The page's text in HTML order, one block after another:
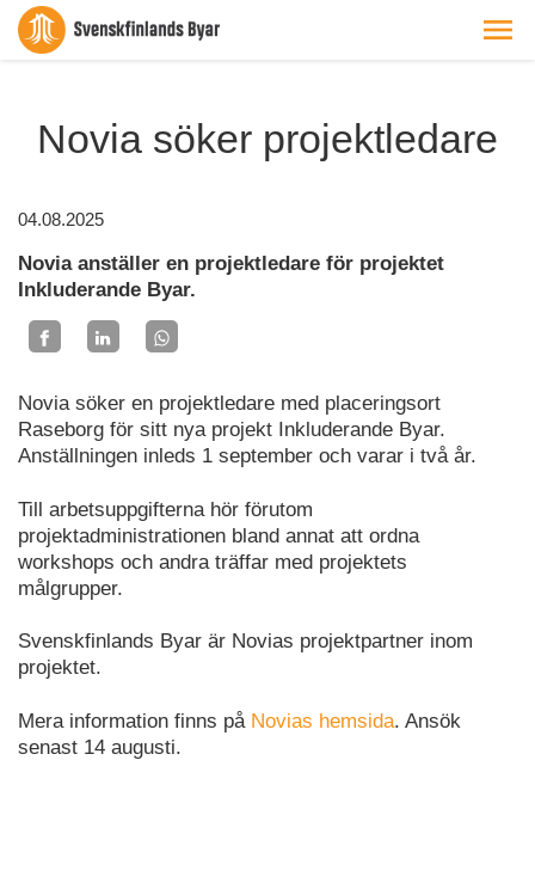
Novia söker projektledare
04.08.2025
Novia anställer en projektledare för projektet
Inkluderande Byar.
Novia söker en projektledare med placeringsort
Raseborg för sitt nya projekt Inkluderande Byar.
Anställningen inleds 1 september och varar i två år.
Till arbetsuppgifterna hör förutom
projektadministrationen bland annat att ordna
workshops och andra träffar med projektets
målgrupper.
Svenskfinlands Byar är Novias projektpartner inom
projektet.
Mera information finns på Novias hemsida. Ansök
senast 14 augusti.